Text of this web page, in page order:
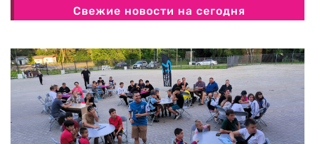
Свежие новости на сегодня